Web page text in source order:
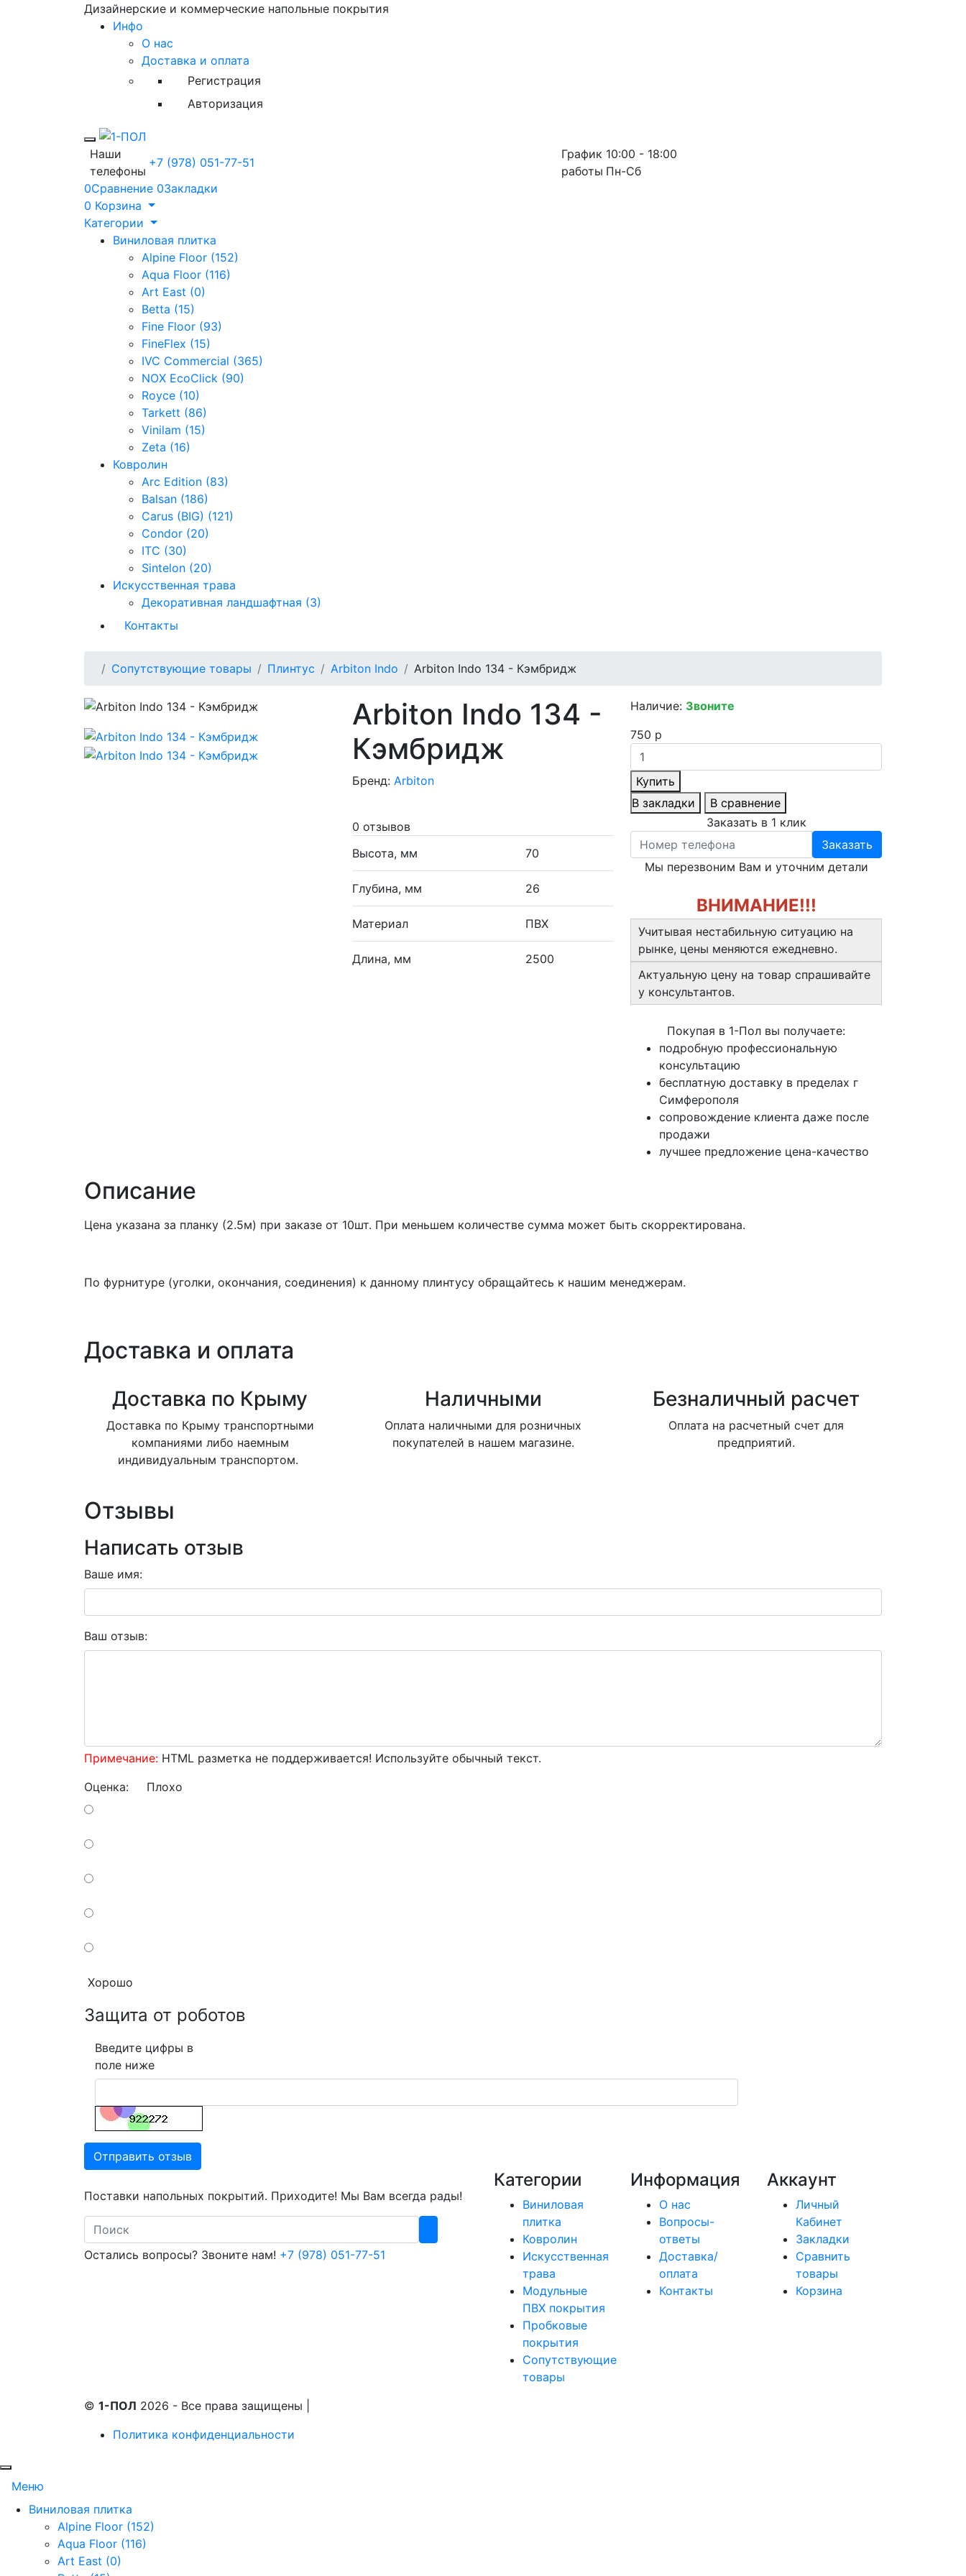
Дизайнерские и коммерческие напольные покрытия
Инфо
О нас
Доставка и оплата
Регистрация
Авторизация
Toggle mobile menu
Наши
телефоны
+7 (978) 051-77-51
График
работы
10:00 - 18:00
Пн-Сб
0Сравнение 0Закладки
0 Корзина
Категории
Виниловая плитка
Alpine Floor (152)
Aqua Floor (116)
Art East (0)
Betta (15)
Fine Floor (93)
FineFlex (15)
IVC Commercial (365)
NOX EcoClick (90)
Royce (10)
Tarkett (86)
Vinilam (15)
Zeta (16)
Ковролин
Arc Edition (83)
Balsan (186)
Carus (BIG) (121)
Condor (20)
ITC (30)
Sintelon (20)
Искусственная трава
Декоративная ландшафтная (3)
Контакты
Сопутствующие товары Плинтус Arbiton Indo Arbiton Indo 134 - Кэмбридж
Arbiton Indo 134 -
Кэмбридж
Бренд: Arbiton
0 отзывов
Высота, мм
70
Глубина, мм 26
Материал ПВХ
Длина, мм 2500
Наличие: Звоните
750 р
Купить
В закладки
В сравнение
Заказать в 1 клик
Заказать
Мы перезвоним Вам и уточним детали
ВНИМАНИЕ!!!
Учитывая нестабильную ситуацию на
рынке, цены меняются ежедневно.
Актуальную цену на товар спрашивайте
у консультантов.
Покупая в 1-Пол вы получаете:
подробную профессиональную
консультацию
бесплатную доставку в пределах г
Симферополя
сопровождение клиента даже после
продажи
лучшее предложение цена-качество
Описание
Цена указана за планку (2.5м) при заказе от 10шт. При меньшем количестве сумма может быть скорректирована.
По фурнитуре (уголки, окончания, соединения) к данному плинтусу обращайтесь к нашим менеджерам.
Доставка и оплата
Доставка по Крыму
Доставка по Крыму транспортными
компаниями либо наемным
индивидуальным транспортом.
Наличными
Оплата наличными для розничных
покупателей в нашем магазине.
Безналичный расчет
Оплата на расчетный счет для
предприятий.
Отзывы
Написать отзыв
Ваше имя:
Ваш отзыв:
Примечание: HTML разметка не поддерживается! Используйте обычный текст.
Оценка: Плохо
Хорошо
Защита от роботов
Введите цифры в
поле ниже
Отправить отзыв
Поставки напольных покрытий. Приходите! Мы Вам всегда рады!
Search
Остались вопросы? Звоните нам! +7 (978) 051-77-51
Категории
Виниловая
плитка
Ковролин
Искусственная
трава
Модульные
ПВХ покрытия
Пробковые
покрытия
Сопутствующие
товары
Информация
О нас
Вопросы-
ответы
Доставка/
оплата
Контакты
Аккаунт
Личный
Кабинет
Закладки
Сравнить
товары
Корзина
© 1-ПОЛ 2026 - Все права защищены
Политика конфиденциальности
Меню
Виниловая плитка
Alpine Floor (152)
Aqua Floor (116)
Art East (0)